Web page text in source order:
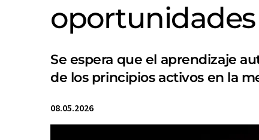
Se espera que el aprendizaje
de los principios activos en la
08.05.2026